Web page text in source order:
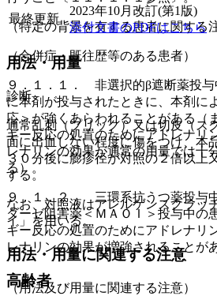
（特定の背景を有する患者に関する
（合併症・既往歴等のある患者）
９．１．１． 非選択的β遮断薬投
に本剤が投与されたときに、本剤に
応＞が強くあらわれることがある（
ギー反応の処置のためにアドレナリ
レナリンの効果が通常の用量では十
る）。
９．１．２． 三環系抗うつ薬投与
ダーゼ阻害薬＜ＭＡＯＩ＞投与中の
ギー反応の処置のためにアドレナリ
レナリンの効果が増強されることが
高齢者
最終更新
2023年10月改訂(第1版)
添付文書のPDFはこちら
用法・用量
診断
通常乱刺（プリック）又は切皮（ス
面に出血しない程度に傷をつけ、本
３０分後に膨疹径が対照の２倍以上
する。
なお、対照液はアレルゲンスクラッ
イ」を用いる。
用法・用量に関連する注意
（用法及び用量に関連する注意）